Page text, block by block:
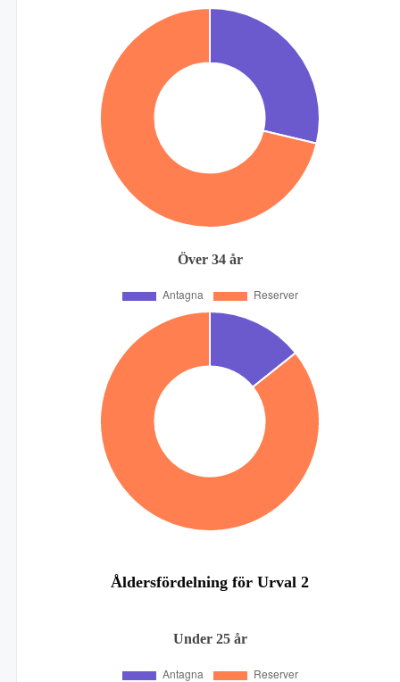
Över 34 år
Åldersfördelning för Urval 2
Under 25 år